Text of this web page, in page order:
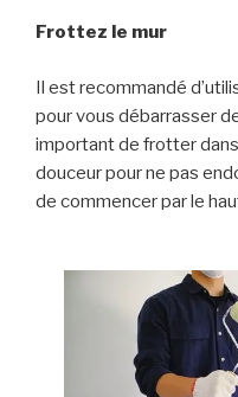
Frottez le mur
Il est recommandé
pour vous débarrasser
important de frotter
douceur pour ne pas
de commencer par le